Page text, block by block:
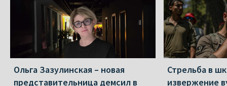
Ольга Зазулинская – новая
представительница демсил в
Стрельба в
извержение